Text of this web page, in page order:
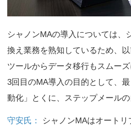
シャノンMAの導入については、
換え業務を熟知しているため、
ツールからデータ移行もスムーズ
3回目のMA導入の目的として、
動化」とくに、ステップメールの
守安氏：
シャノンMAはオートリ